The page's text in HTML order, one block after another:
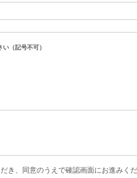
（記号不可）
き、同意のうえで確認画面にお進みく